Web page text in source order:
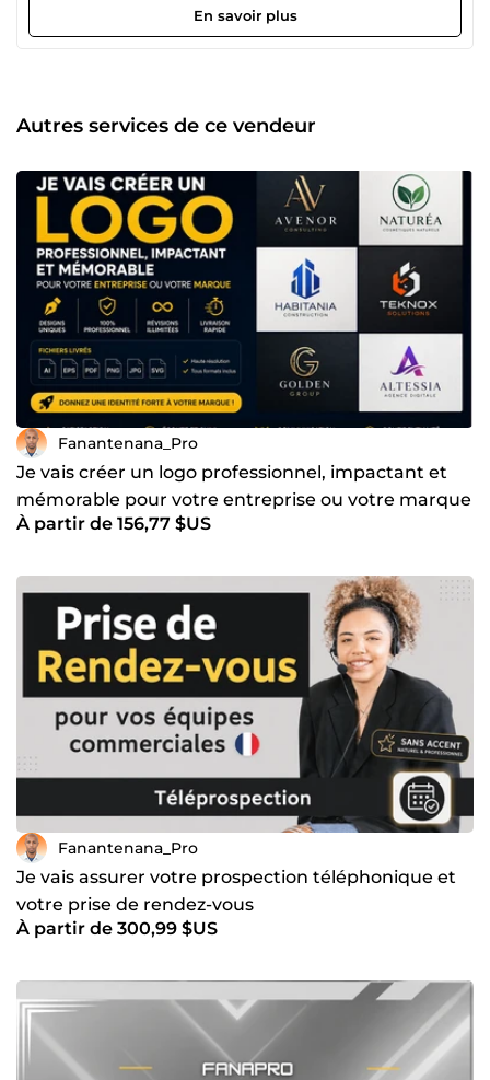
ligne. 💼 Mes compétences principales : 📱 Community
Management (gestion de pages, publications, interactions)
marketing) 🎬 Montage vidéo (contenus pour TikTok, Reels,
YouTube…) 📞 Prospection clients (recherche, prise de
et complet ✔ Travail professionnel, rapide et soigné ✔
Bonne communication et sens de l’organisation ✔ Respect
des délais et adaptabilité 🎯 Mon objectif est de vous faire
gagner du temps, améliorer votre image de marque et
contribuer activement au développement de votre activité.
N’hésitez pas à me contacter pour discuter de votre projet.
Je serai ravi de collaborer avec vous 🤝
En savoir plus
Autres services de ce vendeur
Fanantenana_Pro
Je vais créer un logo professionnel, impactant et
mémorable pour votre entreprise ou votre marque
À partir de 156,77 $US
Fanantenana_Pro
Je vais assurer votre prospection téléphonique et
votre prise de rendez-vous
À partir de 300,99 $US